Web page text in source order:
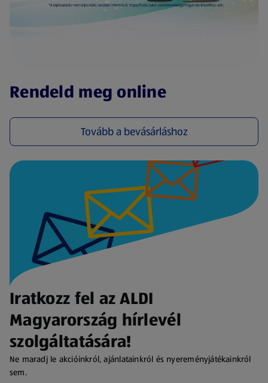
Rendeld meg online
Tovább a bevásárláshoz
(új oldalon nyílik meg)
Iratkozz fel az ALDI
Magyarország hírlevél
szolgáltatására!
Ne maradj le akcióinkról, ajánlatainkról és nyereményjátékainkról
sem.